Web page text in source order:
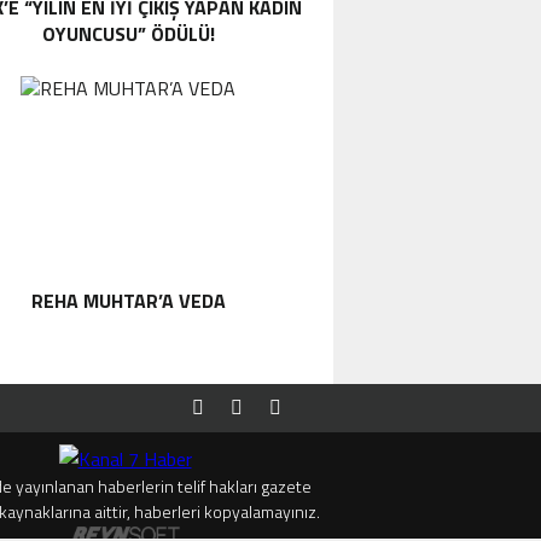
“YILIN EN İYİ ÇIKIŞ YAPAN KADIN
OYUNCUSU” ÖDÜLÜ!
REHA MUHTAR’A VEDA
yayınlanan haberlerin telif hakları gazete
aittir, haberleri kopyalamayınız.
İDA BUTIK HOTEL MISAFIRLERINDEN TAM NOT ALIYOR